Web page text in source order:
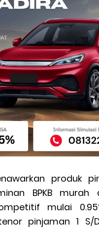
produk
BPKB murah
mulai
pinjaman 1 S/